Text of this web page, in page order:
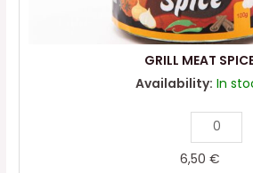
GRILL MEAT
Availability: In
6,50 €